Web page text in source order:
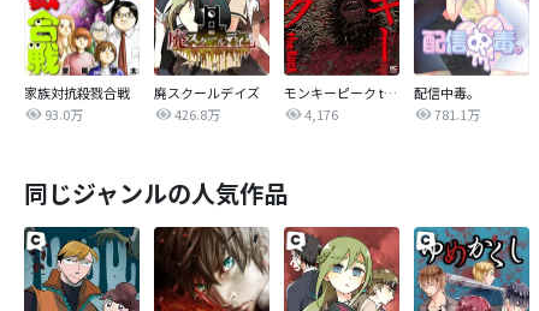
家族対抗殺戮合戦
93.0万
廃スクールデイズ
426.8万
モンキーピーク the Rock
4,176
配信中毒。
781.1万
同じジャンルの人気作品